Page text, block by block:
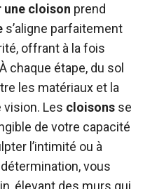
une cloison prend
s’aligne parfaitement
offrant à la fois
chaque étape, du sol
les matériaux et la
Les cloisons se
de votre capacité
l’intimité ou à
vous
élevant des murs qui